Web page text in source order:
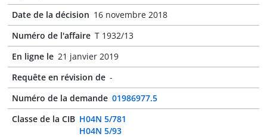
Date de la décision 16 novembre 2018
Numéro de l'affaire T 1932/13
En ligne le 21 janvier 2019
Requête en révision de -
Numéro de la demande 01986977.5
Classe de la CIB H04N 5/781
H04N 5/93